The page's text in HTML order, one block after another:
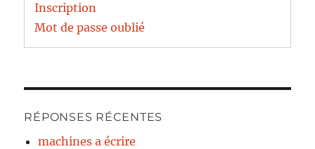
Inscription
Mot de passe oublié
RÉPONSES RÉCENTES
machines a écrire